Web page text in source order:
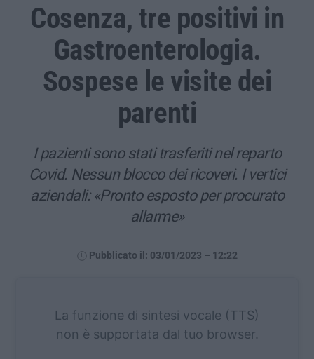
Cosenza, tre positivi in
Gastroenterologia.
Sospese le visite dei
parenti
I pazienti sono stati trasferiti nel reparto
Covid. Nessun blocco dei ricoveri. I vertici
aziendali: «Pronto esposto per procurato
allarme»
Pubblicato il: 03/01/2023 – 12:22
La funzione di sintesi vocale (TTS)
non è supportata dal tuo browser.